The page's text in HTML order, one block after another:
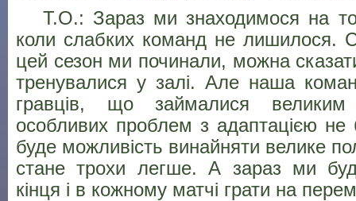
Т.О.: Зараз ми знаходимося на
коли слабких команд не лишилося.
цей сезон ми починали, можна
тренувалися у залі. Але наша
гравців, що займалися
особливих проблем з адаптацією
буде можливість винайняти велике
стане трохи легше. А зараз ми
кінця і в кожному матчі грати на